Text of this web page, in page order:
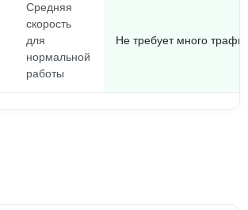
Средняя
скорость
для
нормальной
работы
Не требует много